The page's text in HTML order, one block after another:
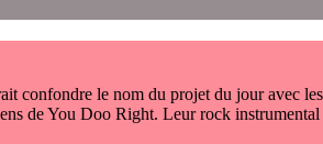
confondre le nom du projet du jour avec
de You Doo Right. Leur rock